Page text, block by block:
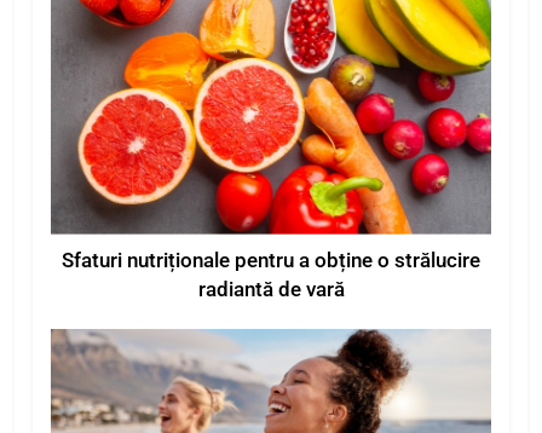
Sfaturi nutriționale pentru a obține o strălucire
radiantă de vară